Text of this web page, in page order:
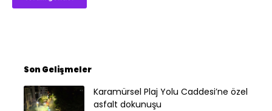
Son Gelişmeler
Karamürsel Plaj Yolu Caddesi’ne özel
asfalt dokunuşu